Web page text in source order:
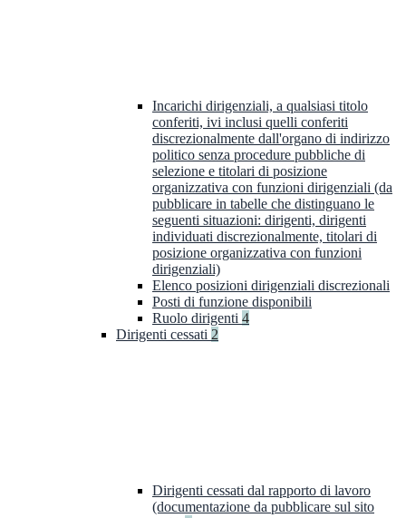
Incarichi dirigenziali, a qualsiasi titolo
conferiti, ivi inclusi quelli conferiti
discrezionalmente dall'organo di indirizzo
politico senza procedure pubbliche di
selezione e titolari di posizione
organizzativa con funzioni dirigenziali (da
pubblicare in tabelle che distinguano le
seguenti situazioni: dirigenti, dirigenti
individuati discrezionalmente, titolari di
posizione organizzativa con funzioni
dirigenziali)
Elenco posizioni dirigenziali discrezionali
Posti di funzione disponibili
Ruolo dirigenti 4
Dirigenti cessati 2
Dirigenti cessati dal rapporto di lavoro
(documentazione da pubblicare sul sito